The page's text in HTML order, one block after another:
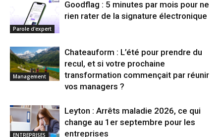
Parole d'expert
Goodflag : 5 minutes par mois pour ne
rien rater de la signature électronique
Management
Chateauform : L’été pour prendre du
recul, et si votre prochaine
transformation commençait par réunir
vos managers ?
ENTREPRISES
Leyton : Arrêts maladie 2026, ce qui
change au 1er septembre pour les
entreprises